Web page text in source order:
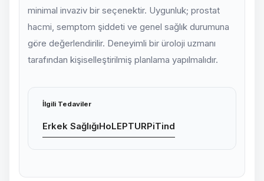
minimal invaziv bir seçenektir. Uygunluk; prostat
hacmi, semptom şiddeti ve genel sağlık durumuna
göre değerlendirilir. Deneyimli bir üroloji uzmanı
tarafından kişiselleştirilmiş planlama yapılmalıdır.
İlgili Tedaviler
Erkek SağlığıHoLEPTURPiTind